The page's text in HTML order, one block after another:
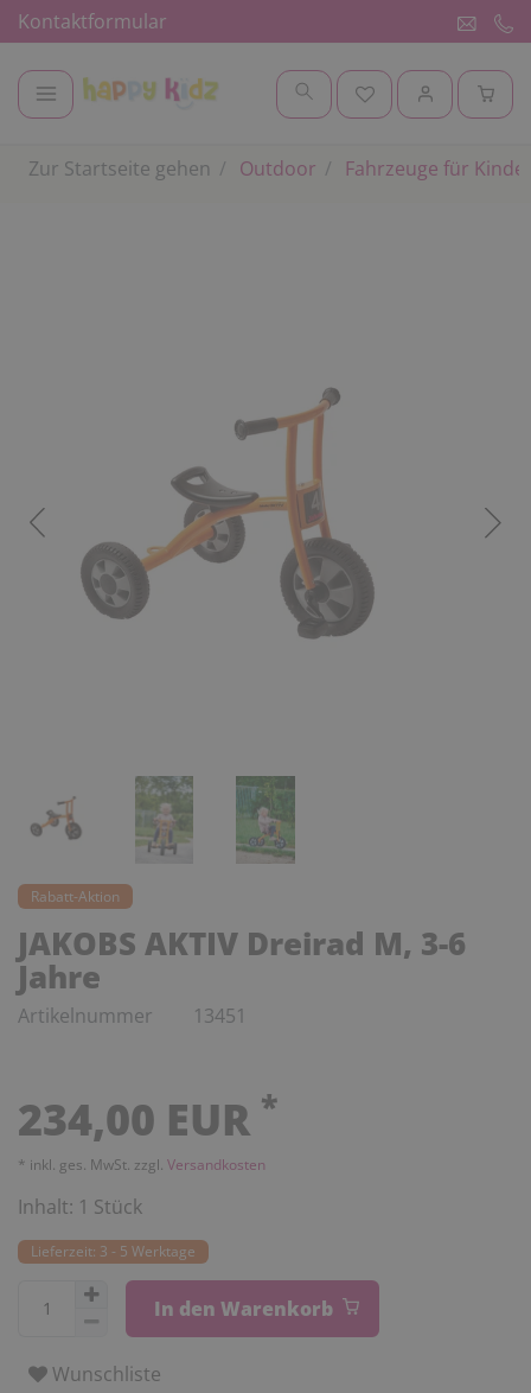
Kontaktformular
Zur Startseite gehen Outdoor Fahrzeuge für
Rabatt-Aktion
JAKOBS AKTIV Dreirad M, 3-6
Jahre
Artikelnummer 13451
234,00 EUR *
* inkl. ges. MwSt. zzgl. Versandkosten
Inhalt: 1 Stück
Lieferzeit: 3 - 5 Werktage
In den Warenkorb
Wunschliste